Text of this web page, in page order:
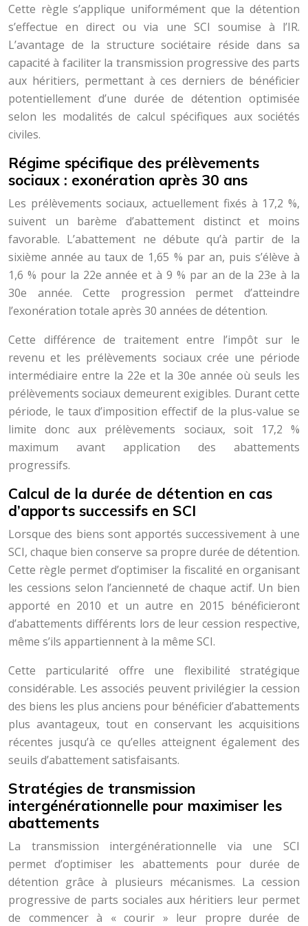
Cette règle s’applique uniformément que la détention
s’effectue en direct ou via une SCI soumise à l’IR.
L’avantage de la structure sociétaire réside dans sa
capacité à faciliter la transmission progressive des parts
aux héritiers, permettant à ces derniers de bénéficier
potentiellement d’une durée de détention optimisée
selon les modalités de calcul spécifiques aux sociétés
civiles.
Régime spécifique des prélèvements
sociaux : exonération après 30 ans
Les prélèvements sociaux, actuellement fixés à 17,2 %,
suivent un barème d’abattement distinct et moins
favorable. L’abattement ne débute qu’à partir de la
sixième année au taux de 1,65 % par an, puis s’élève à
1,6 % pour la 22e année et à 9 % par an de la 23e à la
30e année. Cette progression permet d’atteindre
l’exonération totale après 30 années de détention.
Cette différence de traitement entre l’impôt sur le
revenu et les prélèvements sociaux crée une période
intermédiaire entre la 22e et la 30e année où seuls les
prélèvements sociaux demeurent exigibles. Durant cette
période, le taux d’imposition effectif de la plus-value se
limite donc aux prélèvements sociaux, soit 17,2 %
maximum avant application des abattements
progressifs.
Calcul de la durée de détention en cas
d’apports successifs en SCI
Lorsque des biens sont apportés successivement à une
SCI, chaque bien conserve sa propre durée de détention.
Cette règle permet d’optimiser la fiscalité en organisant
les cessions selon l’ancienneté de chaque actif. Un bien
apporté en 2010 et un autre en 2015 bénéficieront
d’abattements différents lors de leur cession respective,
même s’ils appartiennent à la même SCI.
Cette particularité offre une flexibilité stratégique
considérable. Les associés peuvent privilégier la cession
des biens les plus anciens pour bénéficier d’abattements
plus avantageux, tout en conservant les acquisitions
récentes jusqu’à ce qu’elles atteignent également des
seuils d’abattement satisfaisants.
Stratégies de transmission
intergénérationnelle pour maximiser les
abattements
La transmission intergénérationnelle via une SCI
permet d’optimiser les abattements pour durée de
détention grâce à plusieurs mécanismes. La cession
progressive de parts sociales aux héritiers leur permet
de commencer à « courir » leur propre durée de